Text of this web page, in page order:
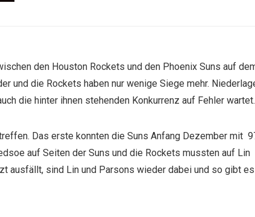
den Houston Rockets und den Phoenix Suns auf
und die Rockets haben nur wenige Siege mehr.
die hinter ihnen stehenden Konkurrenz auf Fehler wartet.
Das erste konnten die Suns Anfang Dezember mit
auf Seiten der Suns und die Rockets mussten auf Lin
ausfällt, sind Lin und Parsons wieder dabei und so gibt es